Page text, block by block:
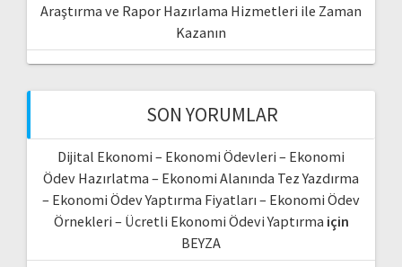
Araştırma ve Rapor Hazırlama Hizmetleri ile Zaman
Kazanın
SON YORUMLAR
Dijital Ekonomi – Ekonomi Ödevleri – Ekonomi
Ödev Hazırlatma – Ekonomi Alanında Tez Yazdırma
– Ekonomi Ödev Yaptırma Fiyatları – Ekonomi Ödev
Örnekleri – Ücretli Ekonomi Ödevi Yaptırma için
BEYZA